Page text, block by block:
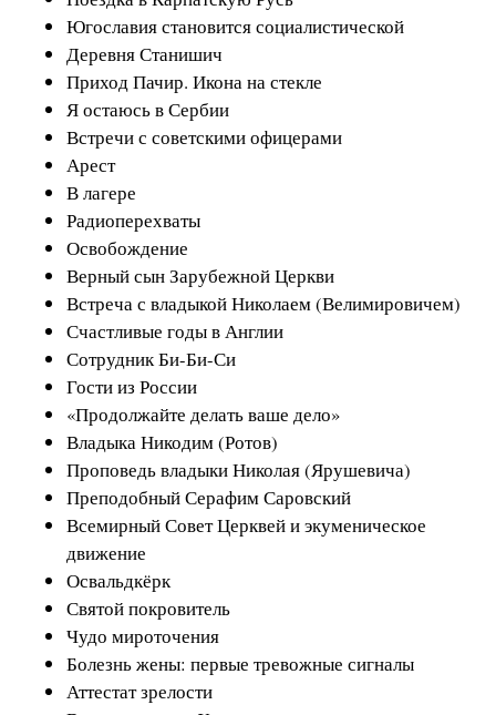
Югославия становится социалистической
Деревня Станишич
Приход Пачир. Икона на стекле
Я остаюсь в Сербии
Встречи с советскими офицерами
Арест
В лагере
Радиоперехваты
Освобождение
Верный сын Зарубежной Церкви
Встреча с владыкой Николаем (Велимировичем)
Счастливые годы в Англии
Сотрудник Би-Би-Си
Гости из России
«Продолжайте делать ваше дело»
Владыка Никодим (Ротов)
Проповедь владыки Николая (Ярушевича)
Преподобный Серафим Саровский
Всемирный Совет Церквей и экуменическое
движение
Освальдкёрк
Святой покровитель
Чудо мироточения
Болезнь жены: первые тревожные сигналы
Аттестат зрелости